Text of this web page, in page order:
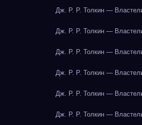
Дж. Р. Р. Толкин —
Дж. Р. Р. Толкин —
Дж. Р. Р. Толкин —
Дж. Р. Р. Толкин —
Дж. Р. Р. Толкин —
Дж. Р. Р. Толкин —